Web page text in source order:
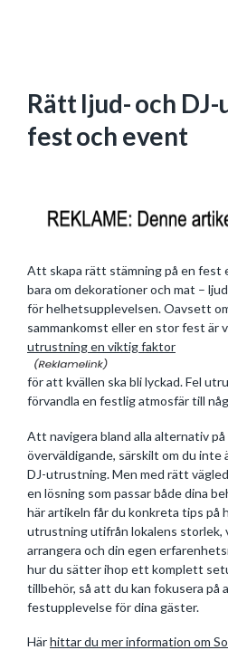
Rätt ljud- och
fest och event
Att skapa rätt stämning på en fest
bara om dekorationer och mat –
för helhetsupplevelsen. Oavsett
sammankomst eller en stor fest är
utrustning en viktig faktor
för att kvällen ska bli lyckad. Fel
förvandla en festlig atmosfär till
Att navigera bland alla alternativ på
överväldigande, särskilt om du inte
DJ-utrustning. Men med rätt
en lösning som passar både dina
här artikeln får du konkreta tips på
utrustning utifrån lokalens storlek,
arrangera och din egen
hur du sätter ihop ett komplett
tillbehör, så att du kan fokusera på
festupplevelse för dina gäster.
Härhittar du mer information om